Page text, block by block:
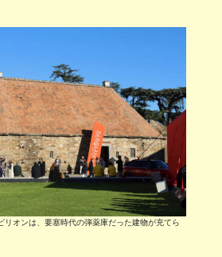
リオンは、要塞時代の弾薬庫だった建物が充てら